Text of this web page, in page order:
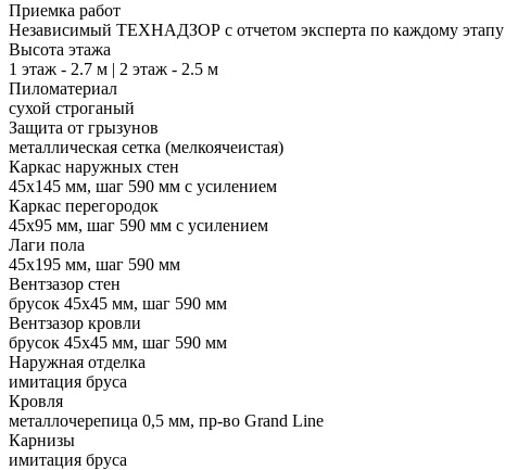
Приемка работ
Независимый ТЕХНАДЗОР с отчетом эксперта по каждому этапу
Высота этажа
1 этаж - 2.7 м | 2 этаж - 2.5 м
Пиломатериал
сухой строганый
Защита от грызунов
металлическая сетка (мелкоячеистая)
Каркас наружных стен
45х145 мм, шаг 590 мм с усилением
Каркас перегородок
45х95 мм, шаг 590 мм с усилением
Лаги пола
45х195 мм, шаг 590 мм
Вентзазор стен
брусок 45х45 мм, шаг 590 мм
Вентзазор кровли
брусок 45х45 мм, шаг 590 мм
Наружная отделка
имитация бруса
Кровля
металлочерепица 0,5 мм, пр-во Grand Line
Карнизы
имитация бруса